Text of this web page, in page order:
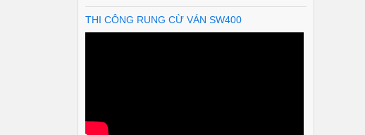
THI CÔNG RUNG CỪ VÁN SW400